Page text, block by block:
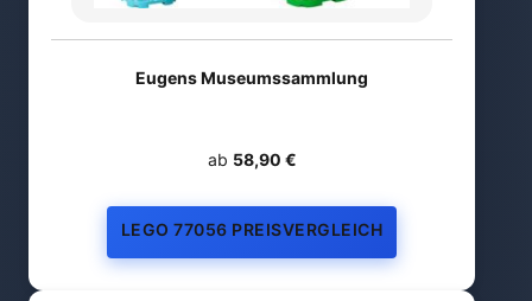
Eugens Museumssammlung
ab 58,90 €
LEGO 77056 PREISVERGLEICH